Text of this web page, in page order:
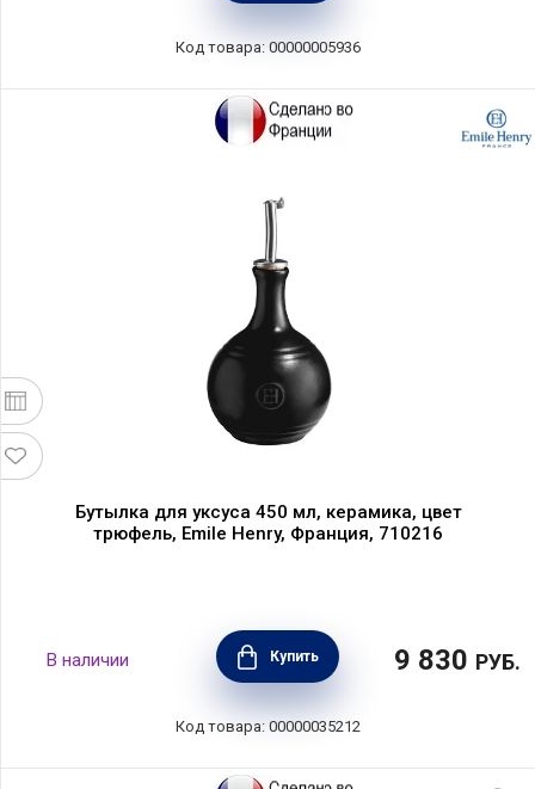
Код товара: 00000005936
Бутылка для уксуса 450 мл, керамика, цвет
трюфель, Emile Henry, Франция, 710216
В наличии Купить 9 830 РУБ.
Код товара: 00000035212